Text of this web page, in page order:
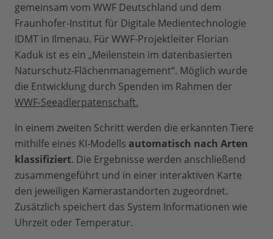
gemeinsam vom WWF Deutschland und dem
Fraunhofer-Institut für Digitale Medientechnologie
IDMT in Ilmenau. Für WWF-Projektleiter Florian
Kaduk ist es ein „Meilenstein im datenbasierten
Naturschutz-Flächenmanagement“. Möglich wurde
die Entwicklung durch Spenden im Rahmen der
WWF-Seeadlerpatenschaft.
In einem zweiten Schritt werden die erkannten Tiere
mithilfe eines KI-Modells automatisch nach Arten
klassifiziert. Die Ergebnisse werden anschließend
zusammengeführt und in einer interaktiven Karte
den jeweiligen Kamerastandorten zugeordnet.
Zusätzlich speichert das System Informationen wie
Uhrzeit oder Temperatur.